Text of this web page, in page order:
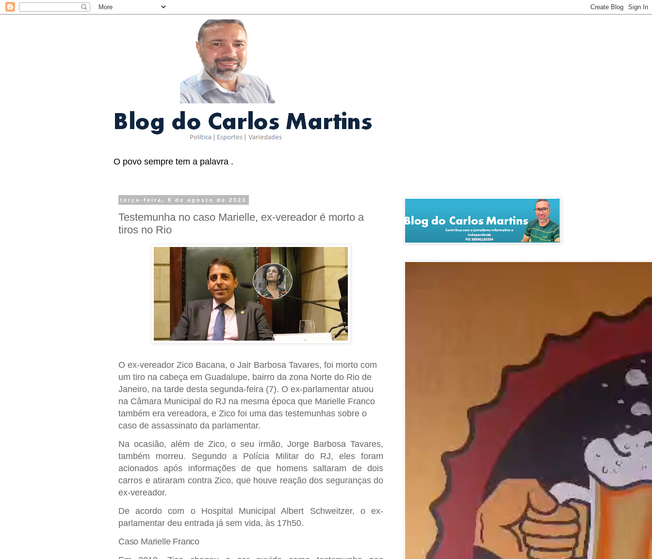
O povo sempre tem a palavra .
terça-feira, 8 de agosto de 2023
Testemunha no caso Marielle, ex-vereador é morto a
tiros no Rio
O ex-vereador Zico Bacana, o Jair Barbosa Tavares, foi morto com
um tiro na cabeça em Guadalupe, bairro da zona Norte do Rio de
Janeiro, na tarde desta segunda-feira (7). O ex-parlamentar atuou
na Câmara Municipal do RJ na mesma época que Marielle Franco
também era vereadora, e Zico foi uma das testemunhas sobre o
caso de assassinato da parlamentar.
Na ocasião, além de Zico, o seu irmão, Jorge Barbosa Tavares,
também morreu. Segundo a Polícia Militar do RJ, eles foram
acionados após informações de que homens saltaram de dois
carros e atiraram contra Zico, que houve reação dos seguranças do
ex-vereador.
De acordo com o Hospital Municipal Albert Schweitzer, o ex-
parlamentar deu entrada já sem vida, às 17h50.
Caso Marielle Franco